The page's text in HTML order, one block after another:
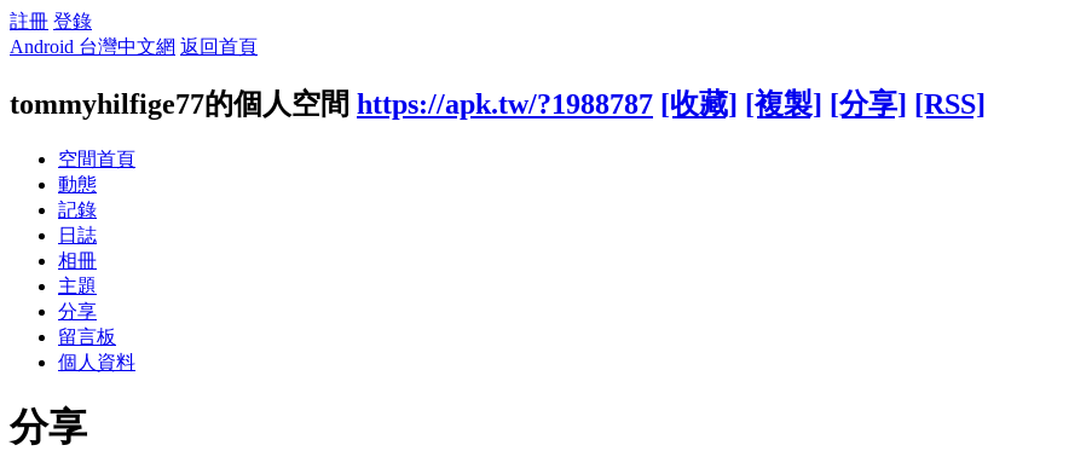
註冊 登錄
Android 台灣中文網 返回首頁
tommyhilfige77的個人空間 https://apk.tw/?1988787 [收藏] [複製] [分享] [RSS]
空間首頁
動態
記錄
日誌
相冊
主題
分享
留言板
個人資料
分享